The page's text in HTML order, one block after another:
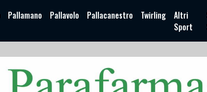
Pallamano Pallavolo Pallacanestro Twirling
Altri
Sport